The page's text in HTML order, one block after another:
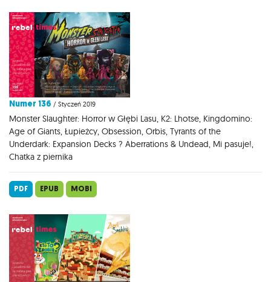
Numer 136 / Styczeń 2019
Monster Slaughter: Horror w Głębi Lasu, K2: Lhotse, Kingdomino:
Age of Giants, Łupieżcy, Obsession, Orbis, Tyrants of the
Underdark: Expansion Decks ? Aberrations & Undead, Mi pasuje!,
Chatka z piernika
PDF EPUB MOBI